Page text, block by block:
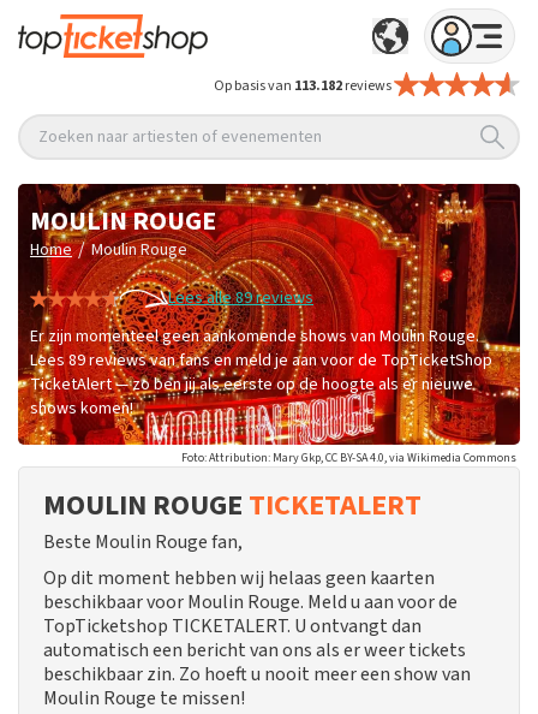
Op basis van 113.182reviews
Zoeken naar artiesten of evenementen
MOULIN ROUGE
Home / Moulin Rouge
Lees alle 89 reviews
Er zijn momenteel geen aankomende shows van Moulin Rouge.
Lees 89 reviews van fans en meld je aan voor de TopTicketShop
TicketAlert — zo ben jij als eerste op de hoogte als er nieuwe
shows komen!
Foto: Attribution: Mary Gkp, CC BY-SA 4.0, via Wikimedia Commons
MOULIN ROUGE TICKETALERT
Beste Moulin Rouge fan,
Op dit moment hebben wij helaas geen kaarten
beschikbaar voor Moulin Rouge. Meld u aan voor de
TopTicketshop TICKETALERT. U ontvangt dan
automatisch een bericht van ons als er weer tickets
beschikbaar zin. Zo hoeft u nooit meer een show van
Moulin Rouge te missen!